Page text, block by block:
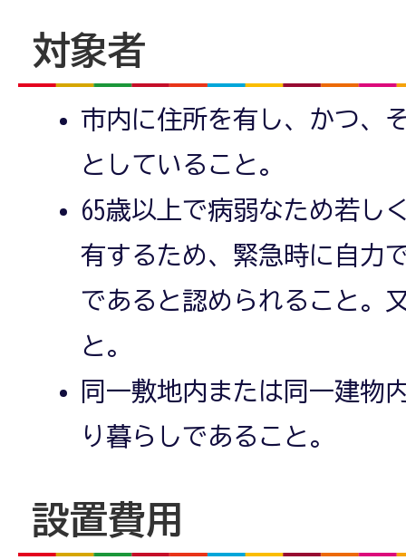
対象者
市内に住所を有し、かつ、
としていること。
65歳以上で病弱なため若し
有するため、緊急時に自力
であると認められること。
と。
同一敷地内または同一建物
り暮らしであること。
設置費用